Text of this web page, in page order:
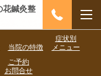
花鍼灸整
当院の特徴
症状別
メニュー
ご予約
お問合せ